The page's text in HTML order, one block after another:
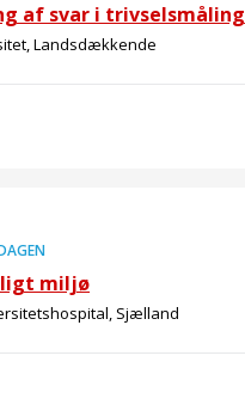
af svar i trivselsmåling
Landsdækkende
miljø
Sjælland